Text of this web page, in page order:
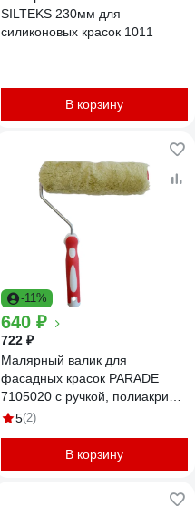
SILTEKS 230мм для
силиконовых красок 1011
В корзину
-11%
640 ₽
722 ₽
Малярный валик для
фасадных красок PARADE
7105020 с ручкой, полиакрил
18х48х250 мм Лк-00011122
5(2)
В корзину